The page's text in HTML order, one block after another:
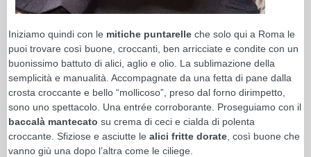
Iniziamo quindi con le mitiche puntarelle che solo qui a Roma le
puoi trovare così buone, croccanti, ben arricciate e condite con un
buonissimo battuto di alici, aglio e olio. La sublimazione della
semplicità e manualità. Accompagnate da una fetta di pane dalla
crosta croccante e bello “mollicoso”, preso dal forno dirimpetto,
sono uno spettacolo. Una entrée corroborante. Proseguiamo con il
baccalà mantecato su crema di ceci e cialda di polenta
croccante. Sfiziose e asciutte le alici fritte dorate , così buone che
vanno giù una dopo l’altra come le ciliege.